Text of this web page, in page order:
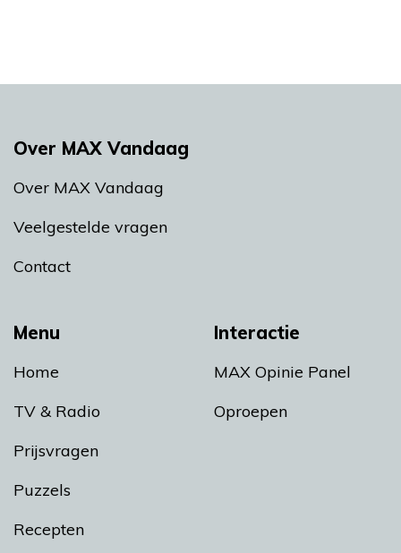
Menu
Home
TV & Radio
Prijsvragen
Puzzels
Recepten
Interactie
MAX Opinie Panel
Oproepen
Over MAX Vandaag
Over MAX Vandaag
Veelgestelde vragen
Contact